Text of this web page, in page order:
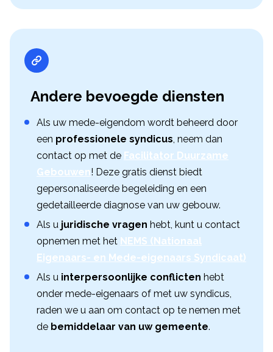
Andere bevoegde diensten
Als uw mede-eigendom wordt beheerd door
een professionele syndicus, neem dan
contact op met de Facilitator Duurzame
Gebouwen! Deze gratis dienst biedt
gepersonaliseerde begeleiding en een
gedetailleerde diagnose van uw gebouw.
Als u juridische vragen hebt, kunt u contact
opnemen met het NEMS (Nationaal
Eigenaars- en Mede-eigenaars Syndicaat)
Als u interpersoonlijke conflicten hebt
onder mede-eigenaars of met uw syndicus,
raden we u aan om contact op te nemen met
de bemiddelaar van uw gemeente.